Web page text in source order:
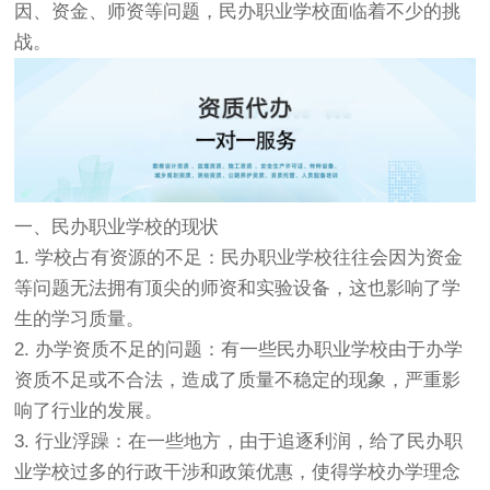
因、资金、师资等问题，民办职业学校面临着不少的挑
战。
一、民办职业学校的现状
1. 学校占有资源的不足：民办职业学校往往会因为资金
等问题无法拥有顶尖的师资和实验设备，这也影响了学
生的学习质量。
2. 办学资质不足的问题：有一些民办职业学校由于办学
资质不足或不合法，造成了质量不稳定的现象，严重影
响了行业的发展。
3. 行业浮躁：在一些地方，由于追逐利润，给了民办职
业学校过多的行政干涉和政策优惠，使得学校办学理念